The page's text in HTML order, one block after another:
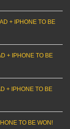
+ IPHONE TO BE
+ IPHONE TO BE
+ IPHONE TO BE
TO BE WON!